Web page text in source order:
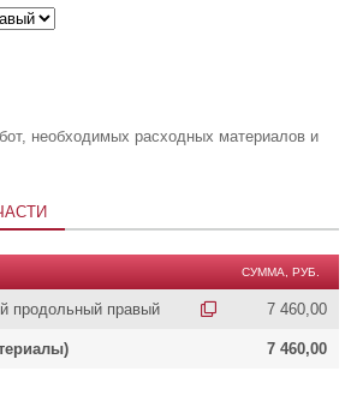
необходимых расходных материалов и
СУММА, РУБ.
продольный правый 7 460,00
7 460,00